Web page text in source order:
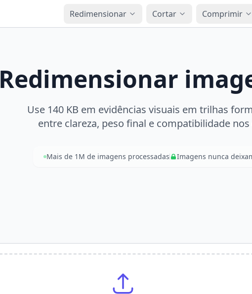
Redimensionar Cortar Comprimir
Redimensionar
Use 140 KB em evidências visuais em trilhas
entre clareza, peso final e compatibilidade
Mais de 1M de imagens processadas Imagens nunca